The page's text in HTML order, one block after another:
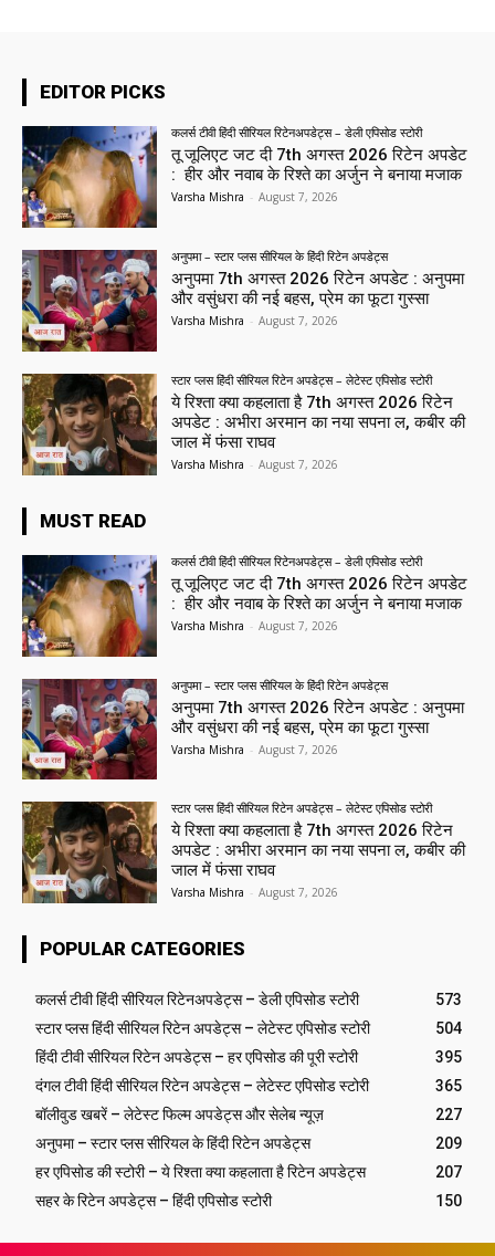
EDITOR PICKS
कलर्स टीवी हिंदी सीरियल रिटेनअपडेट्स – डेली एपिसोड स्टोरी
तू जूलिएट जट दी 7th अगस्त 2026 रिटेन अपडेट
: हीर और नवाब के रिश्ते का अर्जुन ने बनाया मजाक
Varsha Mishra - August 7, 2026
अनुपमा – स्टार प्लस सीरियल के हिंदी रिटेन अपडेट्स
अनुपमा 7th अगस्त 2026 रिटेन अपडेट : अनुपमा
और वसुंधरा की नई बहस, प्रेम का फूटा गुस्सा
Varsha Mishra - August 7, 2026
स्टार प्लस हिंदी सीरियल रिटेन अपडेट्स – लेटेस्ट एपिसोड स्टोरी
ये रिश्ता क्या कहलाता है 7th अगस्त 2026 रिटेन
अपडेट : अभीरा अरमान का नया सपना ल, कबीर की
जाल में फंसा राघव
Varsha Mishra - August 7, 2026
MUST READ
कलर्स टीवी हिंदी सीरियल रिटेनअपडेट्स – डेली एपिसोड स्टोरी
तू जूलिएट जट दी 7th अगस्त 2026 रिटेन अपडेट
: हीर और नवाब के रिश्ते का अर्जुन ने बनाया मजाक
Varsha Mishra - August 7, 2026
अनुपमा – स्टार प्लस सीरियल के हिंदी रिटेन अपडेट्स
अनुपमा 7th अगस्त 2026 रिटेन अपडेट : अनुपमा
और वसुंधरा की नई बहस, प्रेम का फूटा गुस्सा
Varsha Mishra - August 7, 2026
स्टार प्लस हिंदी सीरियल रिटेन अपडेट्स – लेटेस्ट एपिसोड स्टोरी
ये रिश्ता क्या कहलाता है 7th अगस्त 2026 रिटेन
अपडेट : अभीरा अरमान का नया सपना ल, कबीर की
जाल में फंसा राघव
Varsha Mishra - August 7, 2026
POPULAR CATEGORIES
कलर्स टीवी हिंदी सीरियल रिटेनअपडेट्स – डेली एपिसोड स्टोरी
573
स्टार प्लस हिंदी सीरियल रिटेन अपडेट्स – लेटेस्ट एपिसोड स्टोरी
504
हिंदी टीवी सीरियल रिटेन अपडेट्स – हर एपिसोड की पूरी स्टोरी
395
दंगल टीवी हिंदी सीरियल रिटेन अपडेट्स – लेटेस्ट एपिसोड स्टोरी
365
बॉलीवुड खबरें – लेटेस्ट फिल्म अपडेट्स और सेलेब न्यूज़
227
अनुपमा – स्टार प्लस सीरियल के हिंदी रिटेन अपडेट्स
209
हर एपिसोड की स्टोरी – ये रिश्ता क्या कहलाता है रिटेन अपडेट्स
207
सहर के रिटेन अपडेट्स – हिंदी एपिसोड स्टोरी
150